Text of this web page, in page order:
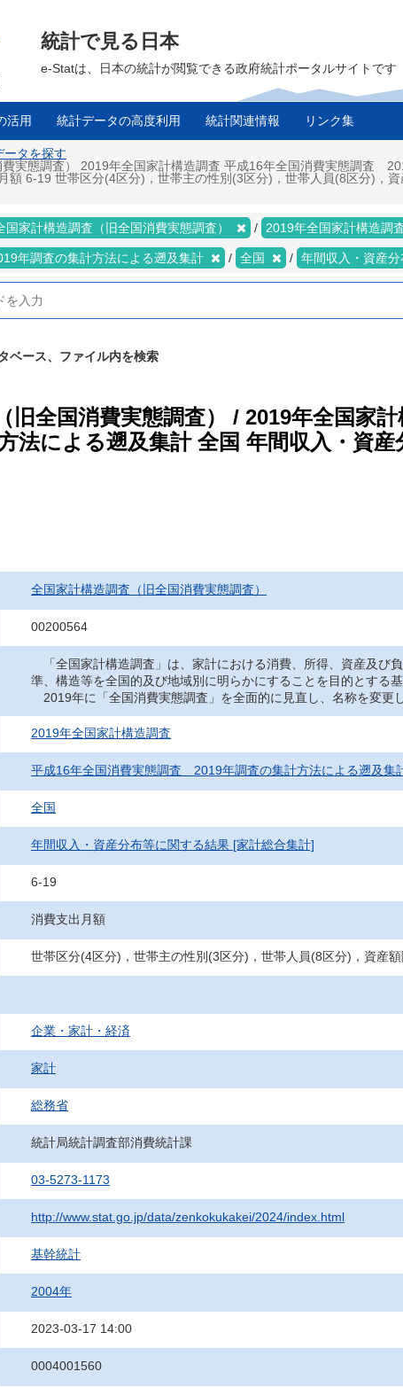
統計で見る日本
e-Statは、日本の統計が閲覧できる政府統計ポータルサイトです
活用 統計データの高度利用 統計関連情報 リンク集
ータを探す
実態調査） 2019年全国家計構造調査 平成16年全国消費実態調査
額 6-19 世帯区分(4区分)，世帯主の性別(3区分)，世帯人員(8区分)，
国家計構造調査（旧全国消費実態調査） 2019年全国家計構造調
年調査の集計方法による遡及集計 全国 年間収入・資産
ベース、ファイル内を検索
旧全国消費実態調査） / 2019年全国家
法による遡及集計 全国 年間収入・資
全国家計構造調査（旧全国消費実態調査）
00200564
「全国家計構造調査」は、家計における消費、所得、資産及び
準、構造等を全国的及び地域別に明らかにすることを目的とする基
2019年に「全国消費実態調査」を全面的に見直し、名称を変更し
2019年全国家計構造調査
平成16年全国消費実態調査 2019年調査の集計方法による遡及集
全国
年間収入・資産分布等に関する結果 [家計総合集計]
6-19
消費支出月額
世帯区分(4区分)，世帯主の性別(3区分)，世帯人員(8区分)，資産
企業・家計・経済
家計
総務省
統計局統計調査部消費統計課
03-5273-1173
http://www.stat.go.jp/data/zenkokukakei/2024/index.html
基幹統計
2004年
2023-03-17 14:00
0004001560